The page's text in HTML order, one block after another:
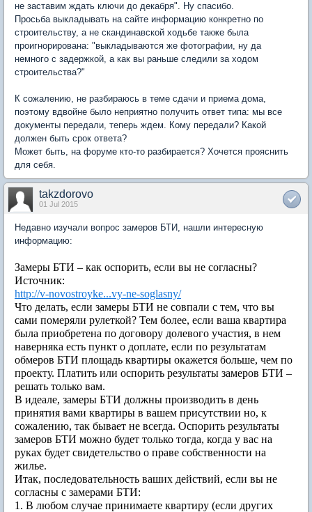
не заставим ждать ключи до декабря". Ну спасибо.
Просьба выкладывать на сайте информацию конкретно по
строительству, а не скандинавской ходьбе также была
проигнорирована: "выкладываются же фотографии, ну да
немного с задержкой, а как вы раньше следили за ходом
строительства?"
К сожалению, не разбираюсь в теме сдачи и приема дома,
поэтому вдвойне было неприятно получить ответ типа: мы все
документы передали, теперь ждем. Кому передали? Какой
должен быть срок ответа?
Может быть, на форуме кто-то разбирается? Хочется прояснить
для себя.
takzdorovo
01 Jul 2015
Недавно изучали вопрос замеров БТИ, нашли интересную
информацию:
Замеры БТИ – как оспорить, если вы не согласны?
Источник:
http://v-novostroyke...vy-ne-soglasny/
Что делать, если замеры БТИ не совпали с тем, что вы
сами померяли рулеткой? Тем более, если ваша квартира
была приобретена по договору долевого участия, в нем
наверняка есть пункт о доплате, если по результатам
обмеров БТИ площадь квартиры окажется больше, чем по
проекту. Платить или оспорить результаты замеров БТИ –
решать только вам.
В идеале, замеры БТИ должны производить в день
принятия вами квартиры в вашем присутствии но, к
сожалению, так бывает не всегда. Оспорить результаты
замеров БТИ можно будет только тогда, когда у вас на
руках будет свидетельство о праве собственности на
жилье.
Итак, последовательность ваших действий, если вы не
согласны с замерами БТИ:
1. В любом случае принимаете квартиру (если других